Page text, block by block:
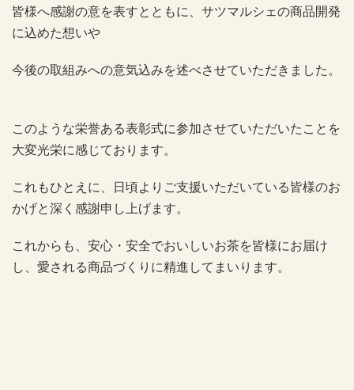
皆様へ感謝の意を表すとともに、サツマルシェの商品開発
に込めた想いや
今後の取組みへの意気込みを述べさせていただきました。
このような栄誉ある表彰式に参加させていただいたことを
大変光栄に感じております。
これもひとえに、日頃よりご支援いただいている皆様のお
かげと深く感謝申し上げます。
これからも、安心・安全でおいしいお茶を皆様にお届け
し、愛される商品づくりに精進してまいります。